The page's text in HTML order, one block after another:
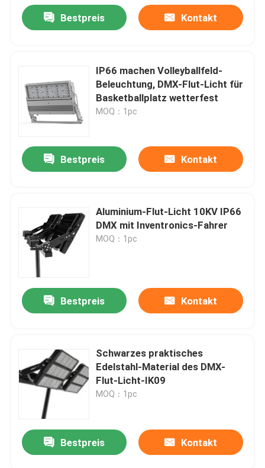
Bestpreis Kontakt
IP66 machen Volleyballfeld-
Beleuchtung, DMX-Flut-Licht für
Basketballplatz wetterfest
MOQ：1pc
Bestpreis Kontakt
Aluminium-Flut-Licht 10KV IP66
DMX mit Inventronics-Fahrer
MOQ：1pc
Bestpreis Kontakt
Schwarzes praktisches
Edelstahl-Material des DMX-
Flut-Licht-IK09
MOQ：1pc
Bestpreis Kontakt